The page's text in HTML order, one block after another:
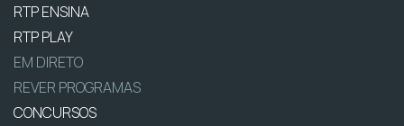
RTP ENSINA
RTP PLAY
EM DIRETO
REVER PROGRAMAS
CONCURSOS